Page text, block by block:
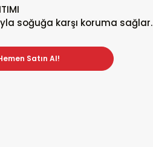
soğuğa karşı koruma sağlar.
Satın Al!